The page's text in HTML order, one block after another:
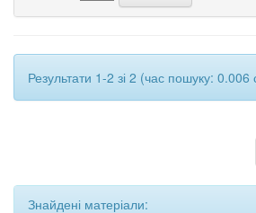
Результати 1-2 зі 2 (час пошуку: 0.006
Знайдені матеріали: